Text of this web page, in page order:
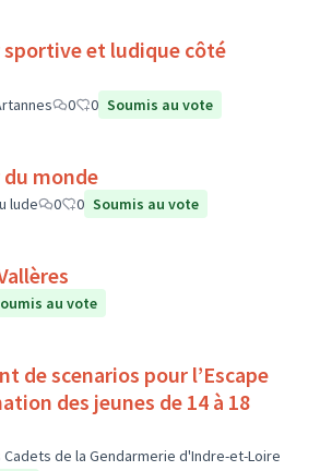
sportive et ludique côté
0 0 Soumis au vote
du monde
lude 0 0 Soumis au vote
au vote
de scenarios pour l’Escape
des jeunes de 14 à 18
de la Gendarmerie d'Indre-et-Loire